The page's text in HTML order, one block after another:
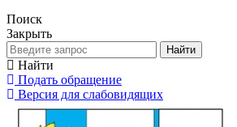
Поиск
Закрыть
Найти
Найти
Подать обращение
Версия для слабовидящих